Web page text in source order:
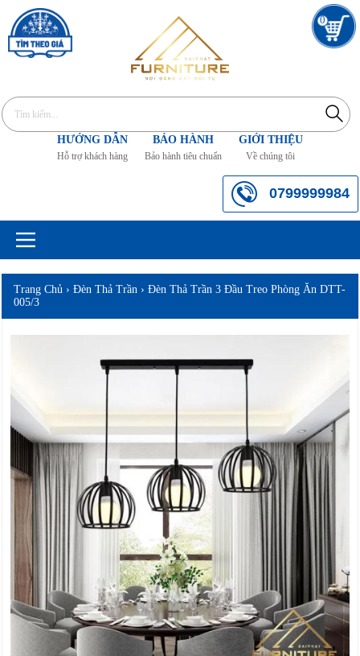
0
HƯỚNG DẪN
Hỗ trợ khách hàng
BẢO HÀNH
Bảo hành tiêu chuẩn
GIỚI THIỆU
Về chúng tôi
0799999984
Trang Chủ ›Đèn Thả Trần ›Đèn Thả Trần 3 Đầu Treo Phòng Ăn DTT-
005/3